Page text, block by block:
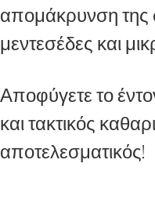
απομάκρυνση της
μεντεσέδες και
Αποφύγετε το
και τακτικός
αποτελεσματικός!